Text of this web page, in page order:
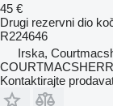
45 €
Drugi rezervni dio
R224646
Irska,
Kontaktirajte